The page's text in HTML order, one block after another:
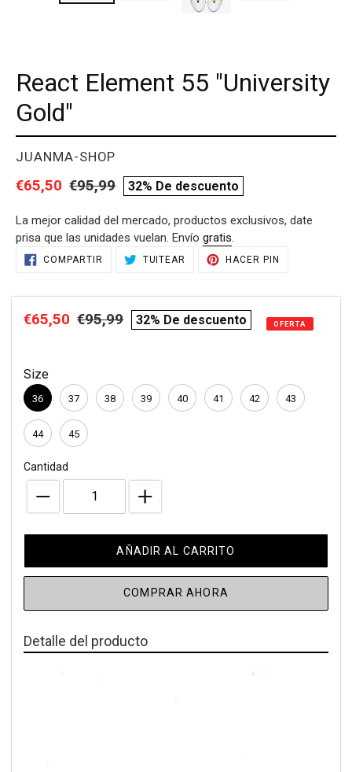
React Element 55 "University
Gold"
PROVEEDOR
JUANMA-SHOP
Precio
venta
€65,50 Precio
€95,99
compare
32% De descuento
La mejor calidad del mercado, productos exclusivos, date
prisa que las unidades vuelan. Envío gratis
Agregando
tu
compra
COMPARTIR COMPARTIR
EN
TUITEAR TUITEARHACER PIN
Precio
€65,50 Precio
€95,99
compare
32% De descuento OFERTA
Size
36 37 38 39 40 41 42 43
44 45
Cantidad
AÑADIR AL CARRITO
COMPRAR AHORA
Detalle del producto